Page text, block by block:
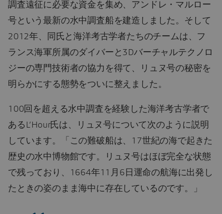
調査遠征に必要な資金を集め、アンドレ・マルロー
号という最新の水中調査船を建造しました。そして
2012年、同氏と海洋考古学者たちのチームは、フ
ランス海軍所属のダイバーと3Dバーチャルテクノロ
ジーの専門技術者の協力を得て、リュヌ号の秘密を
明らかにする態勢をついに整えました。
100回を超える水中調査を経験した海洋考古学者で
あるL’Hour氏は、リュヌ号について次のように説明
しています。「この難破船は、17世紀の海で起きた
歴史の水中博物館です。リュヌ号はほぼ完全な状態
で残っており、1664年11月6日運命の航海に出発し
たときの姿のまま海中に存在しているのです。」